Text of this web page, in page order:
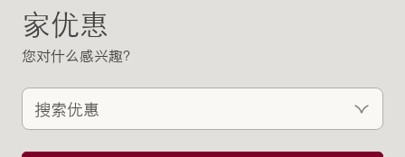
家优惠
您对什么感兴趣？